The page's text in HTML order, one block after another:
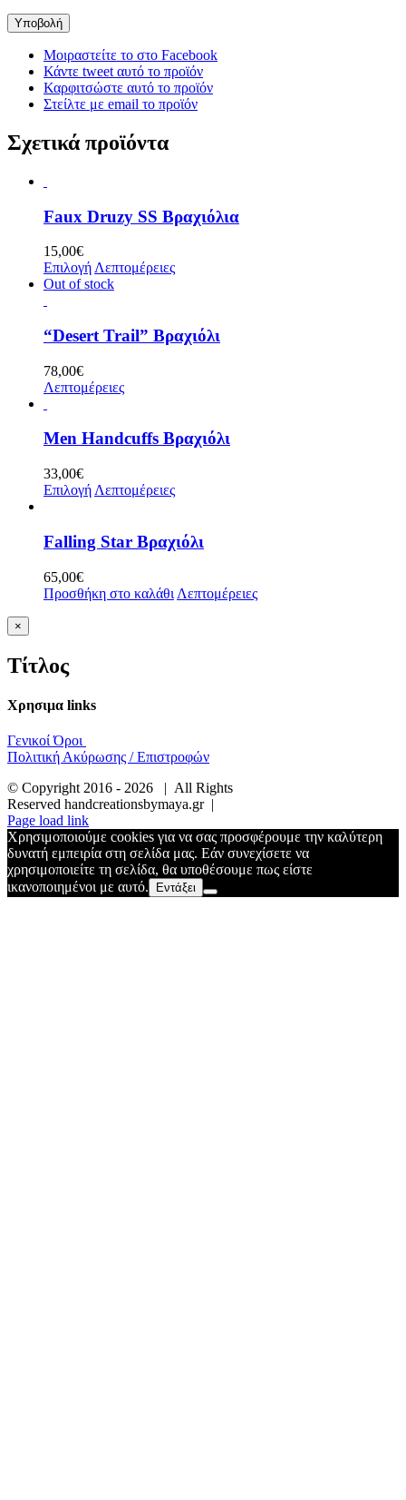
Μοιραστείτε το στο Facebook
Κάντε tweet αυτό το προϊόν
Καρφιτσώστε αυτό το προϊόν
Στείλτε με email το προϊόν
Σχετικά προϊόντα
Faux Druzy SS Βραχιόλια
15,00€
Επιλογή Λεπτομέρειες
Out of stock
“Desert Trail” Βραχιόλι
78,00€
Λεπτομέρειες
Men Handcuffs Βραχιόλι
33,00€
Επιλογή Λεπτομέρειες
Falling Star Βραχιόλι
65,00€
Προσθήκη στο καλάθι Λεπτομέρειες
Κλείσιμο
γρήγορης
προϊόντος
×
Τίτλος
Χρησιμα links
Γενικοί Όροι
Πολιτική Ακύρωσης / Επιστροφών
© Copyright 2016 - 2026 | All Rights
Reserved handcreationsbymaya.gr |
Page load link
Χρησιμοποιούμε cookies για να σας προσφέρουμε την καλύτερη
δυνατή εμπειρία στη σελίδα μας. Εάν συνεχίσετε να
χρησιμοποιείτε τη σελίδα, θα υποθέσουμε πως είστε
ικανοποιημένοι με αυτό.
Εντάξει